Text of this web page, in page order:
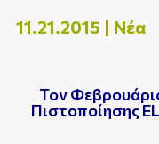
11.21.2015 | Νέα
Toν
Πιστοποίησης